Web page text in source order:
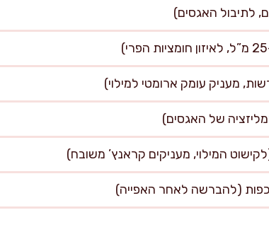
מעניק עומק ארומטי למילוי)